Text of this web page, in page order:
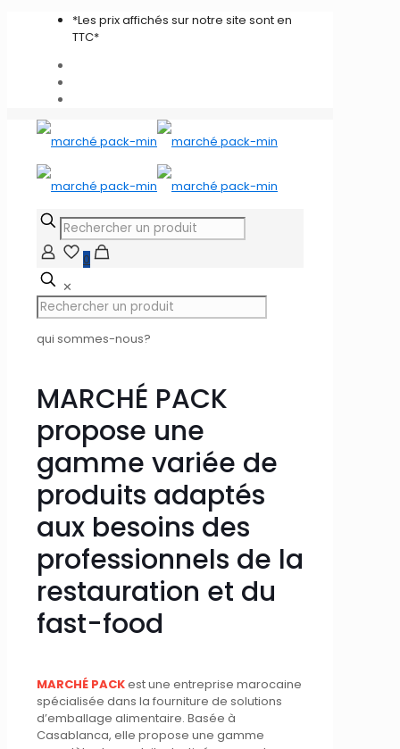
*Les prix affichés sur notre site sont en
TTC*
0
✕
qui sommes-nous?
MARCHÉ PACK
propose une
gamme variée de
produits adaptés
aux besoins des
professionnels de la
restauration et du
fast-food
MARCHÉ PACKest une entreprise marocaine
spécialisée dans la fourniture de solutions
d’emballage alimentaire. Basée à
Casablanca, elle propose une gamme